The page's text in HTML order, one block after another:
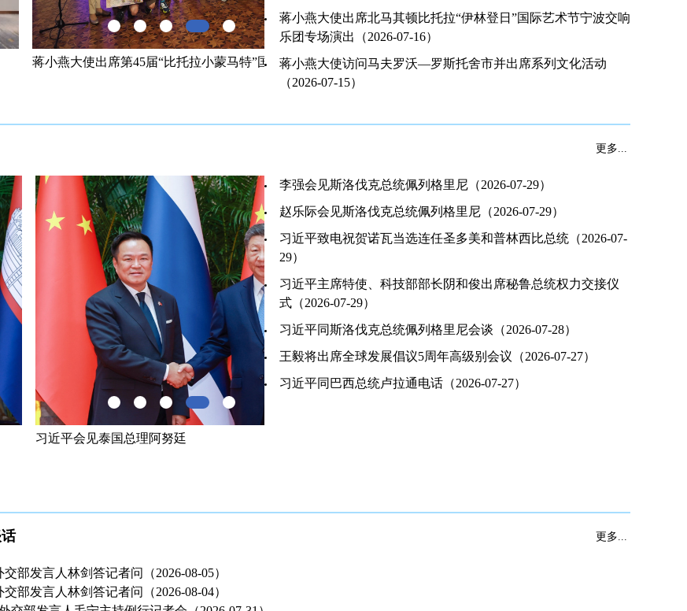
届“比托拉小蒙马特”国际儿童艺术节开幕式 蒋小燕大使拜会北马其顿奥委会主席迪麦夫斯基
蒋小燕大使出席北马其顿比托拉“伊林登日”国际艺术节宁波交响
乐团专场演出（2026-07-16）
蒋小燕大使访问马夫罗沃—罗斯托舍市并出席系列文化活动
（2026-07-15）
更多...
阿努廷
李强会见斯洛伐克总统佩列格里尼（2026-07-29）
赵乐际会见斯洛伐克总统佩列格里尼（2026-07-29）
习近平致电祝贺诺瓦当选连任圣多美和普林西比总统（2026-07-
29）
习近平主席特使、科技部部长阴和俊出席秘鲁总统权力交接仪
式（2026-07-29）
习近平同斯洛伐克总统佩列格里尼会谈（2026-07-28）
王毅将出席全球发展倡议5周年高级别会议（2026-07-27）
习近平同巴西总统卢拉通电话（2026-07-27）
更多...
交部发言人林剑答记者问（2026-08-05）
交部发言人林剑答记者问（2026-08-04）